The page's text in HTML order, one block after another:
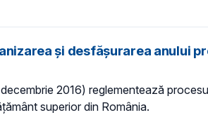
și desfășurarea anului
2016) reglementează
superior din România.